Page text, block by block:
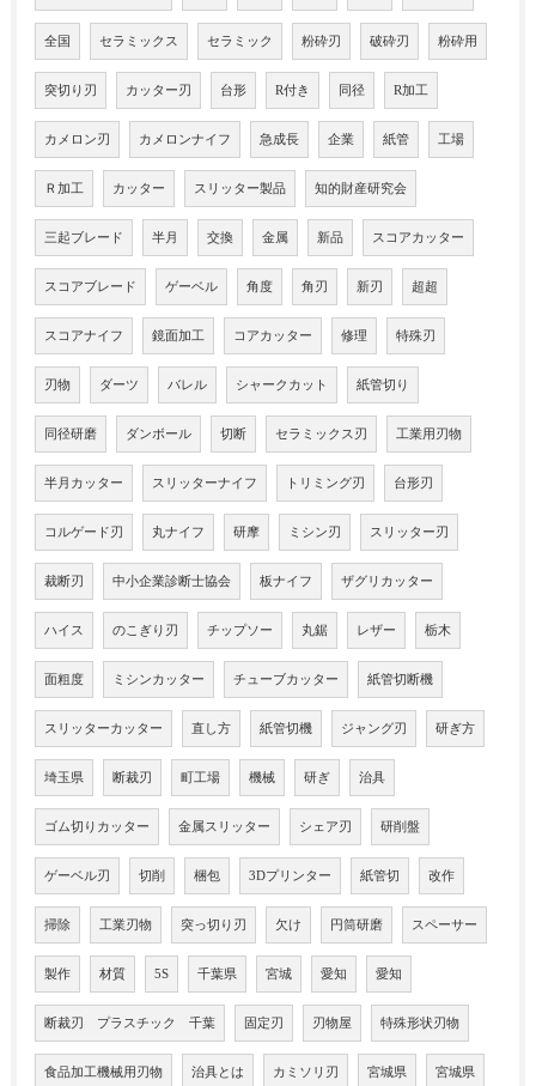
全国 セラミックス セラミック 粉砕刃 破砕刃 粉砕用
突切り刃 カッター刃 台形 R付き 同径 R加工
カメロン刃 カメロンナイフ 急成長 企業 紙管 工場
Ｒ加工 カッター スリッター製品 知的財産研究会
三起ブレード 半月 交換 金属 新品 スコアカッター
スコアブレード ゲーベル 角度 角刃 新刃 超超
スコアナイフ 鏡面加工 コアカッター 修理 特殊刃
刃物 ダーツ バレル シャークカット 紙管切り
同径研磨 ダンボール 切断 セラミックス刃 工業用刃物
半月カッター スリッターナイフ トリミング刃 台形刃
コルゲード刃 丸ナイフ 研摩 ミシン刃 スリッター刃
裁断刃 中小企業診断士協会 板ナイフ ザグリカッター
ハイス のこぎり刃 チップソー 丸鋸 レザー 栃木
面粗度 ミシンカッター チューブカッター 紙管切断機
スリッターカッター 直し方 紙管切機 ジャング刃 研ぎ方
埼玉県 断裁刃 町工場 機械 研ぎ 治具
ゴム切りカッター 金属スリッター シェア刃 研削盤
ゲーベル刃 切削 梱包 3Dプリンター 紙管切 改作
掃除 工業刃物 突っ切り刃 欠け 円筒研磨 スペーサー
製作 材質 5S 千葉県 宮城 愛知 愛知
断裁刃 プラスチック 千葉 固定刃 刃物屋 特殊形状刃物
食品加工機械用刃物 治具とは カミソリ刃 宮城県 宮城県